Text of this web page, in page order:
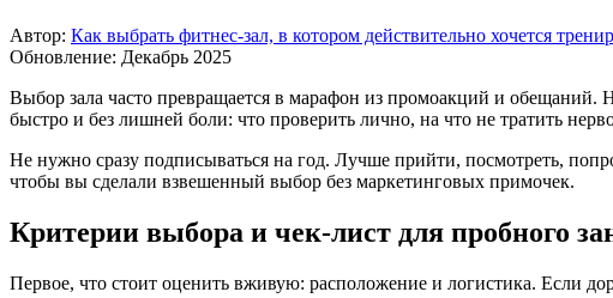
Автор: Как выбрать фитнес‑зал, в котором действительно хочется
Обновление: Декабрь 2025
Выбор зала часто превращается в марафон из промоакций и обещаний.
быстро и без лишней боли: что проверить лично, на что не тратить
Не нужно сразу подписываться на год. Лучше прийти, посмотреть,
чтобы вы сделали взвешенный выбор без маркетинговых примочек.
Критерии выбора и чек‑лист для пробного
Первое, что стоит оценить вживую: расположение и логистика. Если